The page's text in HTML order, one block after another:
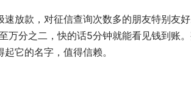
放款，对征信查询次数多的朋友特别友
分之二，快的话5分钟就能看见钱到账
它的名字，值得信赖。